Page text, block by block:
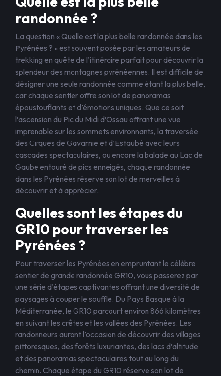
randonnée ?
La question « Quelle est la plus belle randonnée dans les
Pyrénées ? » est souvent posée par les amateurs de
trekking en quête de l’itinéraire parfait pour découvrir la
splendeur des montagnes pyrénéennes. Il est difficile de
désigner une seule randonnée comme étant la plus belle,
car chaque sentier offre son lot de panoramas
époustouflants et d’émotions uniques. Que ce soit
l’ascension du Pic du Midi d’Ossau offrant une vue
imprenable sur les sommets environnants, la traversée
des Cirques de Gavarnie et d’Estaubé avec leurs
cascades spectaculaires, ou encore la balade au Lac de
Gaube entouré de pics enneigés, chaque randonnée
dans les Pyrénées réserve son lot de merveilles à
découvrir et à apprécier.
Quelles sont les étapes du
GR10 pour traverser les
Pyrénées ?
Pour traverser les Pyrénées en empruntant le célèbre
sentier de grande randonnée GR10, vous passerez par
une série d’étapes captivantes offrant une diversité de
paysages à couper le souffle. Du Pays Basque à la
Méditerranée, le GR10 parcourt environ 866 kilomètres
en suivant les crêtes et les vallées des Pyrénées. Les
randonneurs auront l’occasion de découvrir des villages
pittoresques, des forêts luxuriantes, des lacs d’altitude
et des panoramas spectaculaires tout au long du
chemin. Chaque étape du GR10 réserve son lot de